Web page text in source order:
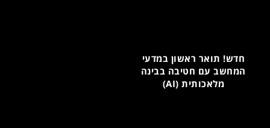
חדש! תואר ראשון במדעי
המחשב עם חטיבה בבינה
מלאכותית (AI)